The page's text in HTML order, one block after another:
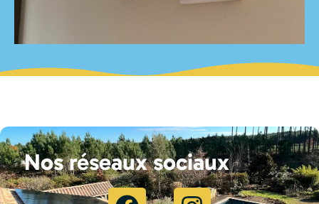
Nos réseaux sociaux